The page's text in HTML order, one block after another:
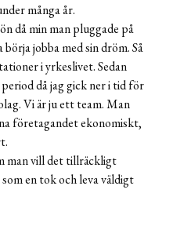
många år.
då min man pluggade på
jobba med sin dröm. Så
i yrkeslivet. Sedan
då jag gick ner i tid för
Vi är ju ett team. Man
företagandet ekonomiskt,
man vill det tillräckligt
en tok och leva väldigt